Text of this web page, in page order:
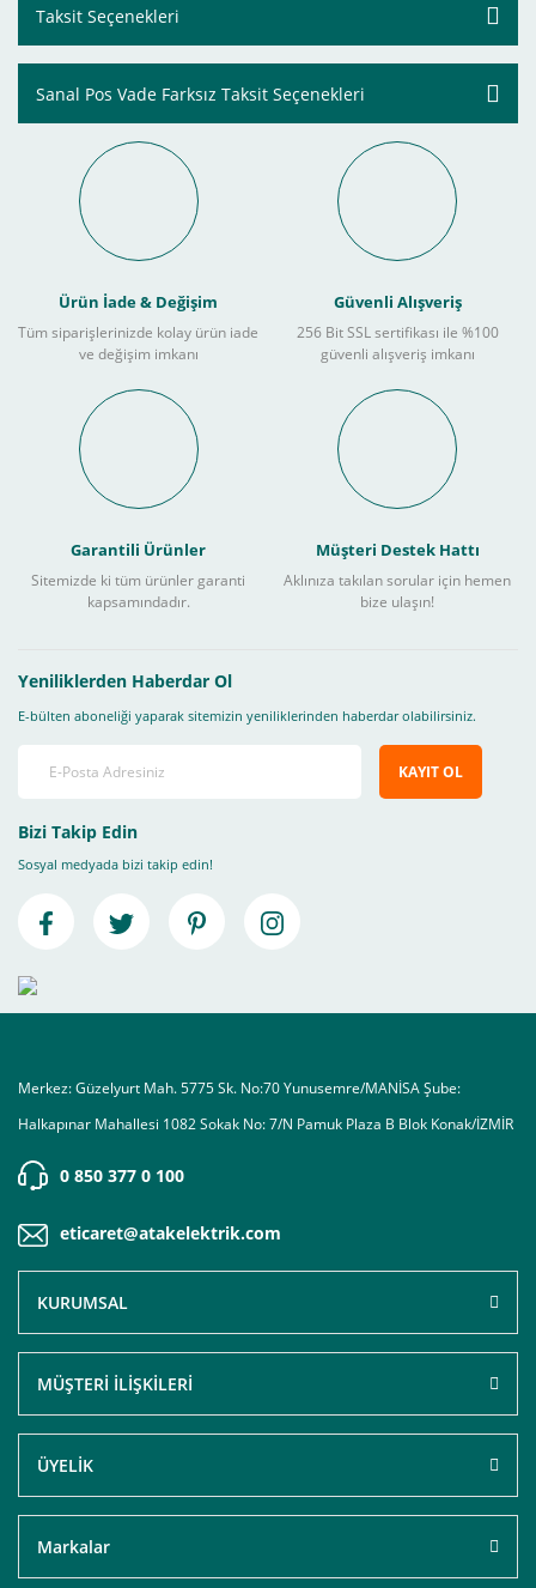
Taksit Seçenekleri
Sanal Pos Vade Farksız Taksit Seçenekleri
Ürün İade & Değişim
Tüm siparişlerinizde kolay ürün iade
ve değişim imkanı
Güvenli Alışveriş
256 Bit SSL sertifikası ile %100
güvenli alışveriş imkanı
Garantili Ürünler
Sitemizde ki tüm ürünler garanti
kapsamındadır.
Müşteri Destek Hattı
Aklınıza takılan sorular için hemen
bize ulaşın!
Yeniliklerden Haberdar Ol
E-bülten aboneliği yaparak sitemizin yeniliklerinden haberdar olabilirsiniz.
KAYIT OL
Bizi Takip Edin
Sosyal medyada bizi takip edin!
Merkez: Güzelyurt Mah. 5775 Sk. No:70 Yunusemre/MANİSA Şube:
Halkapınar Mahallesi 1082 Sokak No: 7/N Pamuk Plaza B Blok Konak/İZMİR
0 850 377 0 100
eticaret@atakelektrik.com
KURUMSAL
MÜŞTERİ İLİŞKİLERİ
ÜYELİK
Markalar